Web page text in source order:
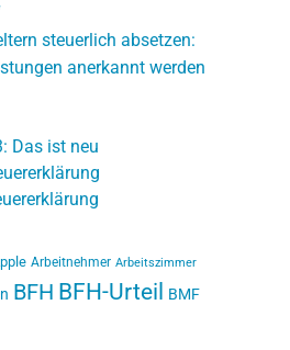
steuerlich absetzen:
anerkannt werden
Das ist neu
Arbeitnehmer Arbeitszimmer
BFH BFH-Urteil BMF